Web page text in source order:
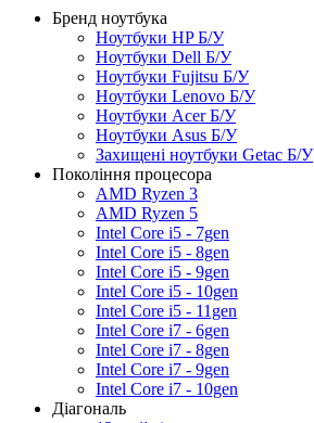
Бренд ноутбука
Ноутбуки HP Б/У
Ноутбуки Dell Б/У
Ноутбуки Fujitsu Б/У
Ноутбуки Lenovo Б/У
Ноутбуки Acer Б/У
Ноутбуки Asus Б/У
Захищені ноутбуки Getac Б/У
Покоління процесора
AMD Ryzen 3
AMD Ryzen 5
Intel Core i5 - 7gen
Intel Core i5 - 8gen
Intel Core i5 - 9gen
Intel Core i5 - 10gen
Intel Core i5 - 11gen
Intel Core i7 - 6gen
Intel Core i7 - 8gen
Intel Core i7 - 9gen
Intel Core i7 - 10gen
Діагональ